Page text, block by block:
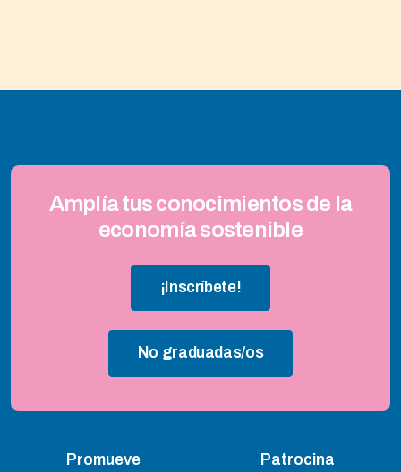
Amplía tus conocimientos de la
economía sostenible
¡Inscríbete!
No graduadas/os
Promueve Patrocina